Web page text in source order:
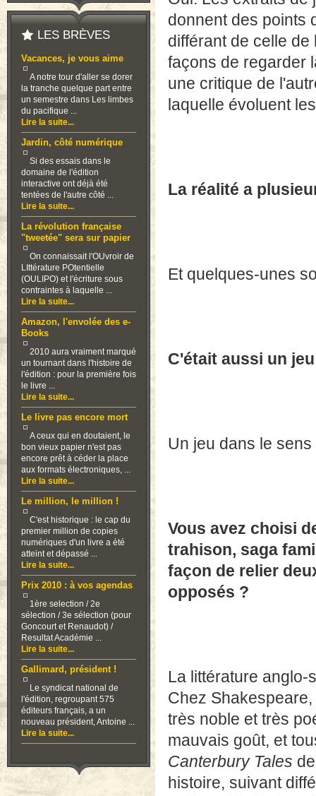
LES BRÈVES
Vacances, je vous aime
A notre tour d'aller se dorer
la tranche quelque part entre
un semestre dans Les limbes
du pacifique ...
Lire la suite...
Jardin, côté numérique
Si des essais dans le
domaine de l'édition
interactive ont déjà été
tentées de l'autre côté ...
Lire la suite...
La révolution française
"tweetée" sera sur papier
On connaissait l'OUvroir de
LIttérature POtentielle
(OULIPO) et l'écriture sous
contraintes à laquelle ...
Lire la suite...
Amazon, l'envolée des e-
Books
2010 aura vraiment marqué
un tournant dans l'histoire de
l'édition : pour la première fois
le livre ...
Lire la suite...
Le livre pas encore mort
A ceux qui en doutaient, le
bon vieux papier n'est pas
encore prêt à céder la place
aux formats électroniques, ...
Lire la suite...
Le million, le million !
C'est historique : le cap du
premier million de copies
numériques d'un livre a été
atteint et dépassé ...
Lire la suite...
Prix 2010 : à vos agendas
1ère selection / 2e
sélection / 3e sélection (pour
Goncourt et Renaudot) /
Resultat Académie ...
Lire la suite...
Gallimard, président !
Le syndicat national de
l'édition, regroupant 575
éditeurs français, a un
nouveau président, Antoine ...
Lire la suite...
donnent des points
différant de celle
façons de regarder
une critique de
laquelle évoluent
La réalité a
Et quelques-unes
C'était aussi un
Un jeu dans le
Vous avez choisi
trahison, saga
façon de relier
opposés ?
La littérature
Chez
très noble et très
mauvais goût, et
Canterbury Tales
histoire, suivant